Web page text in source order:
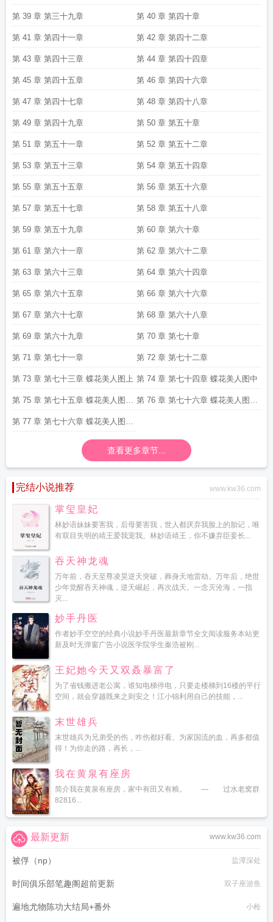
第 39 章 第三十九章 第 40 章 第四十章
第 41 章 第四十一章 第 42 章 第四十二章
第 43 章 第四十三章 第 44 章 第四十四章
第 45 章 第四十五章 第 46 章 第四十六章
第 47 章 第四十七章 第 48 章 第四十八章
第 49 章 第四十九章 第 50 章 第五十章
第 51 章 第五十一章 第 52 章 第五十二章
第 53 章 第五十三章 第 54 章 第五十四章
第 55 章 第五十五章 第 56 章 第五十六章
第 57 章 第五十七章 第 58 章 第五十八章
第 59 章 第五十九章 第 60 章 第六十章
第 61 章 第六十一章 第 62 章 第六十二章
第 63 章 第六十三章 第 64 章 第六十四章
第 65 章 第六十五章 第 66 章 第六十六章
第 67 章 第六十七章 第 68 章 第六十八章
第 69 章 第六十九章 第 70 章 第七十章
第 71 章 第七十一章 第 72 章 第七十二章
第 73 章 第七十三章 蝶花美人图上 第 74 章 第七十四章 蝶花美人图中
第 75 章 第七十五章 蝶花美人图下
一
第 76 章 第七十六章 蝶花美人图下
第 77 章 第七十六章 蝶花美人图下
查看更多章节...
完结小说推荐 www.kw36.com
掌玺皇妃
林妙语妹妹要害我，后母要害我，世人都厌弃我脸上的胎记，唯
有双目失明的靖王爱我宠我。林妙语靖王，你不嫌弃臣妾长...
吞天神龙魂
万年前，吞天至尊凌昊逆天突破，葬身天地雷劫。万年后，绝世
少年觉醒吞天神魂，逆天崛起，再次战天。一念灭沧海，一指
灭...
妙手丹医
作者妙手空空的经典小说妙手丹医最新章节全文阅读服务本站更
新及时无弹窗广告小说医学院学生秦浩被刚...
王妃她今天又双叒暴富了
为了省钱搬进老公寓，谁知电梯停电，只要走楼梯到16楼的平行
空间，就会穿越既来之则安之！江小锦利用自己的技能，...
末世雄兵
末世雄兵为兄弟受的伤，咋伤都好看。为家国流的血，再多都值
得！为你走的路，再长，...
我在黄泉有座房
简介我在黄泉有座房，家中有田又有粮。 — 过水老窝群
82816...
www.kw36.com
最新更新
被俘（np） 盐潭深处
时间俱乐部笔趣阁超前更新 双子座游鱼
遍地尤物陈功大结局+番外 小枪